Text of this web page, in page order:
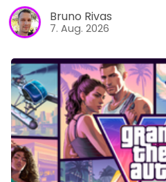
Bruno Rivas
7. Aug. 2026